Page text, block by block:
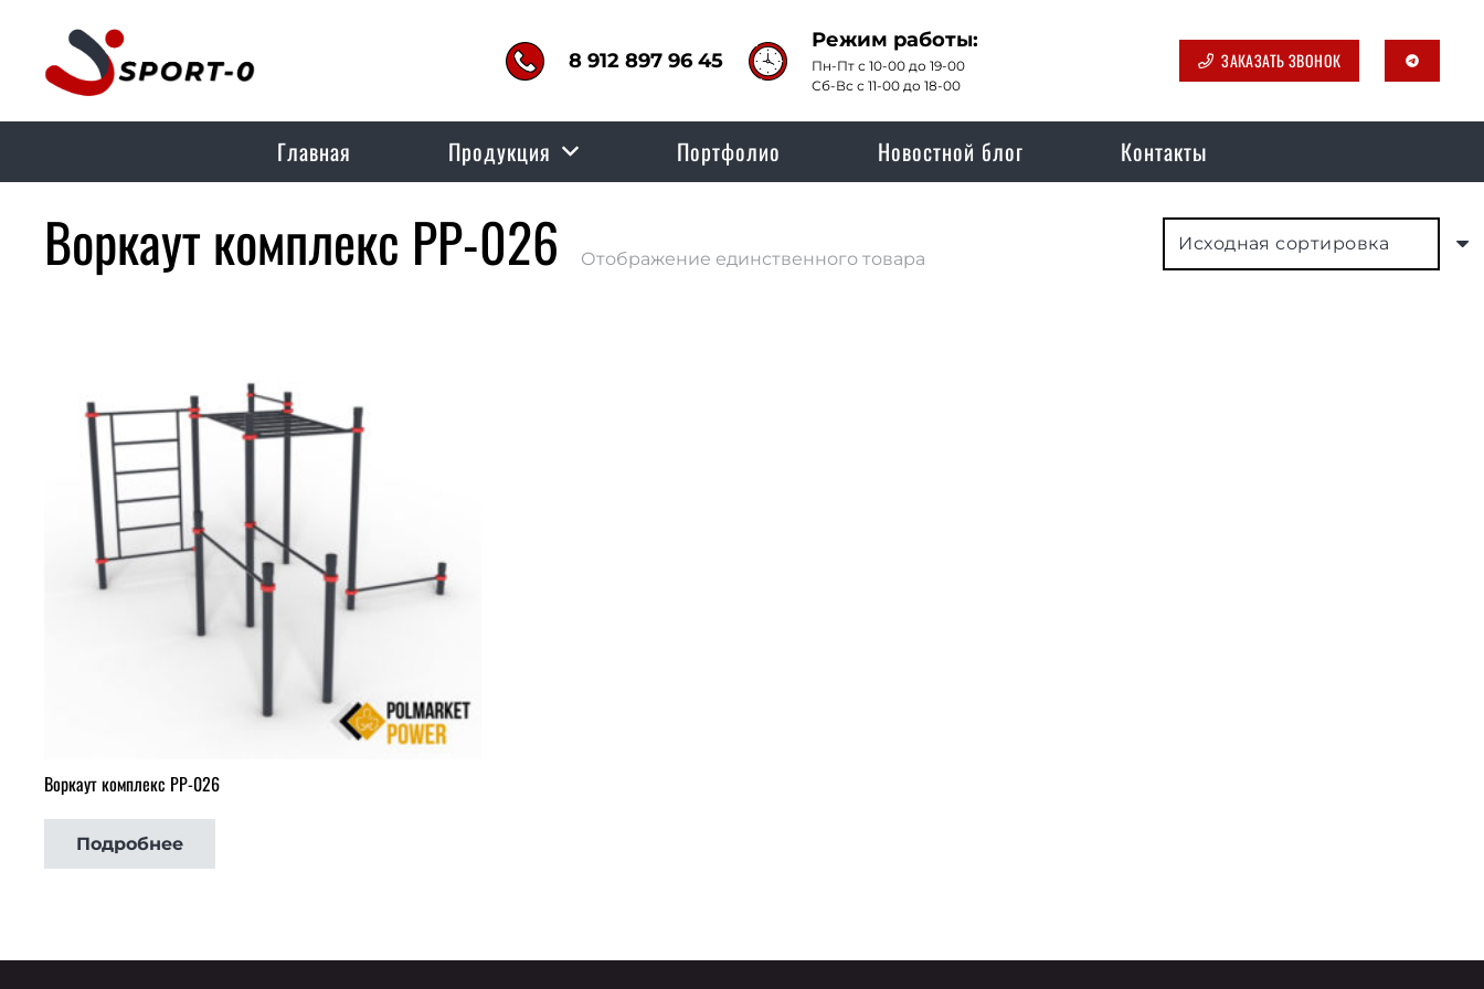
8 912 897 96 45
Режим работы:
Пн-Пт с 10-00 до 19-00
Сб-Вс с 11-00 до 18-00
ЗАКАЗАТЬ ЗВОНОК telegram
Главная Продукция Портфолио Новостной блог Контакты
Воркаут комплекс РР-026 Отображение единственного товара
Воркаут комплекс РР-026
Подробнее